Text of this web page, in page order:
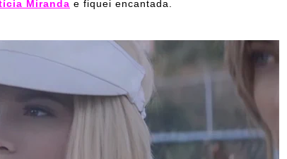
Miranda e fiquei encantada.